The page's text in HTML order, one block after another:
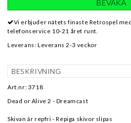
BEVAKA
Vi erbjuder nätets finaste Retrospel
telefonservice 10-21 året runt.
Leverans: Leverans 2-3 veckor
BESKRIVNING
Art.nr: 3718
Dead or Alive 2 - Dreamcast
Skivan är repfri - Repiga skivor slipas